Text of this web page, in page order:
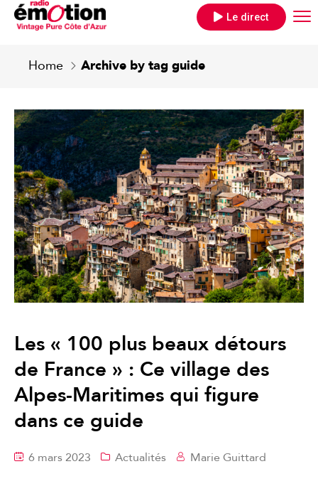
Le direct
Home Archive by tag guide
Les « 100 plus beaux détours
de France » : Ce village des
Alpes-Maritimes qui figure
dans ce guide
6 mars 2023 Actualités Marie Guittard